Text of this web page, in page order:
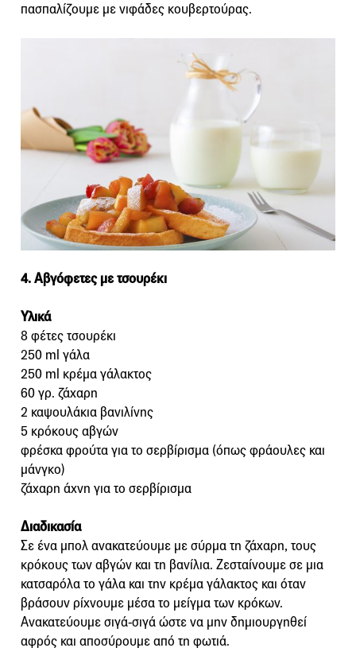
πασπαλίζουμε με νιφάδες κουβερτούρας.
4. Αβγόφετες με τσουρέκι
Υλικά
8 φέτες τσουρέκι
250 ml γάλα
250 ml κρέμα γάλακτος
60 γρ. ζάχαρη
2 καψουλάκια βανιλίνης
5 κρόκους αβγών
φρέσκα φρούτα για το σερβίρισμα (όπως φράουλες και
μάνγκο)
ζάχαρη άχνη για το σερβίρισμα
Διαδικασία
Σε ένα μπολ ανακατεύουμε με σύρμα τη ζάχαρη, τους
κρόκους των αβγών και τη βανίλια. Ζεσταίνουμε σε μια
κατσαρόλα το γάλα και την κρέμα γάλακτος και όταν
βράσουν ρίχνουμε μέσα το μείγμα των κρόκων.
Ανακατεύουμε σιγά-σιγά ώστε να μην δημιουργηθεί
αφρός και αποσύρουμε από τη φωτιά.